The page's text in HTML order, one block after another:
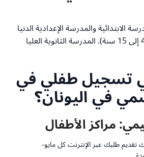
الابتدائية والمدرسة الإعدادية الدنيا
إلزامية في اليونان. (من 4 إلى 15 سنة). المدرسة الثانوية العليا
تسجيل طفلي في
في اليونان؟
مراكز الأطفال
تقديم طلبك عبر الإنترنت كل مايو-